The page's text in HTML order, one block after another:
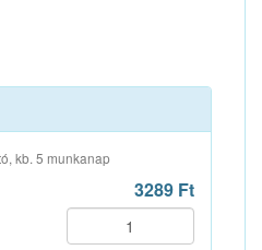
kb. 5 munkanap
3289 Ft